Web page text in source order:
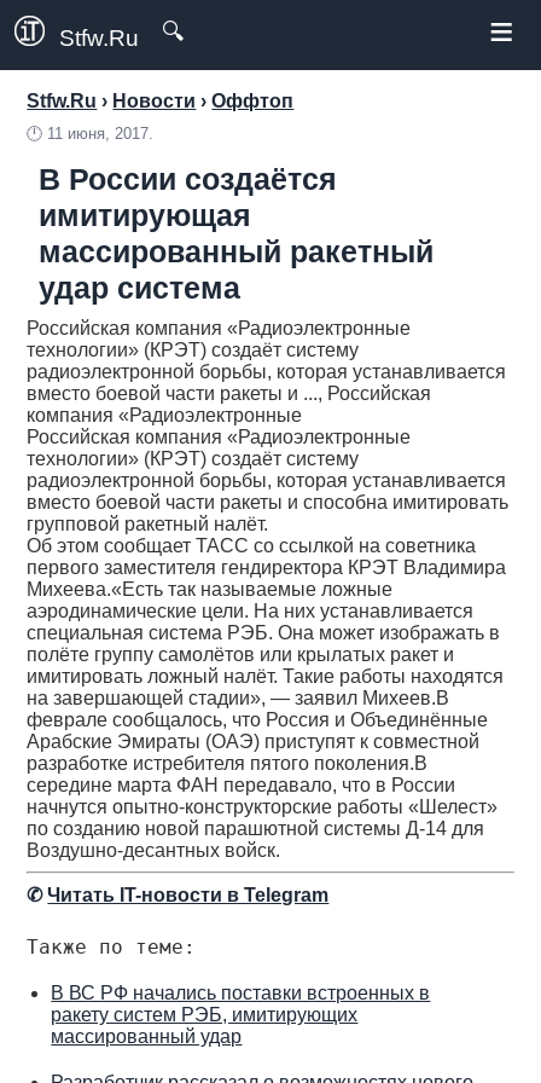
Stfw.Ru 🔍 ≡
Stfw.Ru › Новости ›Оффтоп
🕛 11 июня, 2017.
В России создаётся
имитирующая
массированный ракетный
удар система
Российская компания «Радиоэлектронные
технологии» (КРЭТ) создаёт систему
радиоэлектронной борьбы, которая устанавливается
вместо боевой части ракеты и ..., Российская
компания «Радиоэлектронные
Российская компания «Радиоэлектронные
технологии» (КРЭТ) создаёт систему
радиоэлектронной борьбы, которая устанавливается
вместо боевой части ракеты и способна имитировать
групповой ракетный налёт.
Об этом сообщает ТАСС со ссылкой на советника
первого заместителя гендиректора КРЭТ Владимира
Михеева.«Есть так называемые ложные
аэродинамические цели. На них устанавливается
специальная система РЭБ. Она может изображать в
полёте группу самолётов или крылатых ракет и
имитировать ложный налёт. Такие работы находятся
на завершающей стадии», — заявил Михеев.В
феврале сообщалось, что Россия и Объединённые
Арабские Эмираты (ОАЭ) приступят к совместной
разработке истребителя пятого поколения.В
середине марта ФАН передавало, что в России
начнутся опытно-конструкторские работы «Шелест»
по созданию новой парашютной системы Д-14 для
Воздушно-десантных войск.
✆Читать IT-новости в Telegram
Также по теме:
В ВС РФ начались поставки встроенных в
ракету систем РЭБ, имитирующих
массированный удар